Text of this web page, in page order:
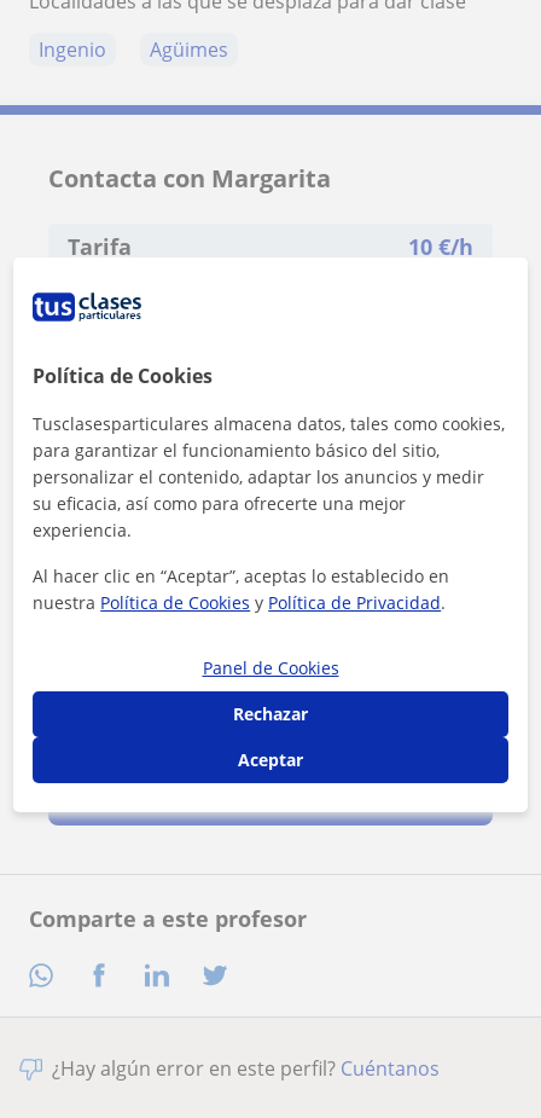
Comparte a este profesor
Ingenio
Agüimes
Contacta con Margarita
Tarifa 10 €/h
1ª clase gratis
Al hacer clic, aceptas nuestroaviso legal
Contactar ahora
¿Hay algún error en este perfil? Cuéntanos
Política de Cookies
Tusclasesparticulares almacena datos, tales como cookies,
para garantizar el funcionamiento básico del sitio,
personalizar el contenido, adaptar los anuncios y medir
su eficacia, así como para ofrecerte una mejor
experiencia.
Al hacer clic en “Aceptar”, aceptas lo establecido en
nuestra Política de Cookies y Política de Privacidad.
Panel de Cookies
Rechazar
Aceptar